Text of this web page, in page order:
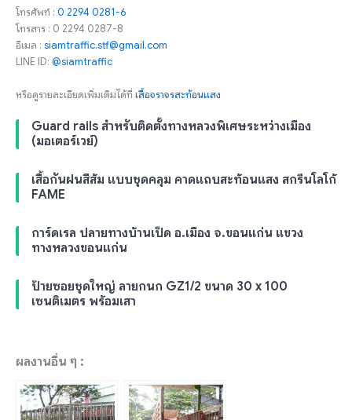
โทรศัพท์ : 0 2294 0281-6
โทรสาร : 0 2294 0287-8
อีเมล : siamtraffic.stf@gmail.com
LINE ID: @siamtraffic
หรือดูรายละเอียดเพิ่มเติมได้ที่ เสื้อจราจรสะท้อนแสง
Guard rails สำหรับติดตั้งทางหลวงพิเศษระหว่างเมือง
(มอเตอร์เวย์)
เสื้อกันฝนสีส้ม แบบชุดคลุม คาดแถบสะท้อนแสง สกรีนโลโก้
FAME
การ์ดเรล ปลายทางบ้านเป็ด อ.เมือง จ.ขอนแก่น แขวง
ทางหลวงขอนแก่น
ป้ายซอยชุดใหญ่ ลายกนก GZ1/2 ขนาด 30 x 100
เซนติเมตร พร้อมเสา
ผลงานอื่น ๆ :